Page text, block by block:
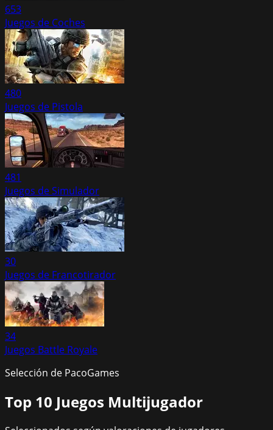
653
Juegos de Coches
480
Juegos de Pistola
481
Juegos de Simulador
30
Juegos de Francotirador
34
Juegos Battle Royale
Selección de PacoGames
Top 10 Juegos Multijugador